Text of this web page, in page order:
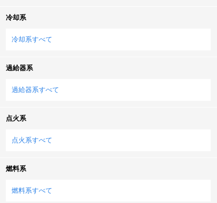
冷却系
冷却系すべて
過給器系
過給器系すべて
点火系
点火系すべて
燃料系
燃料系すべて